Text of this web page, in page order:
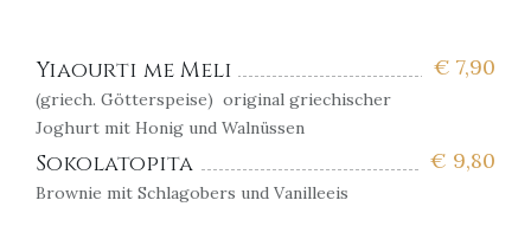
€ 7,90
Yiaourti me Meli
(griech. Götterspeise) original griechischer
Joghurt mit Honig und Walnüssen
€ 9,80
Sokolatopita
Brownie mit Schlagobers und Vanilleeis